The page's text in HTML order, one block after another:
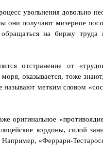
увольнения довольно
они получают мизерное
на биржу труда
отстранение от
оказывается, тоже
называют метким словом
оригинальное
кордоны, силой
Например, «Феррари-